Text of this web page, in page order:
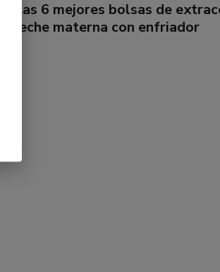
Las 6 mejores bolsas de
leche materna con enfriador